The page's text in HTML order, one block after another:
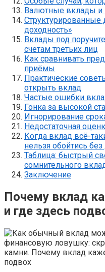
Валютные вклады и
Структурированные
доходность»
Вклады под
счетам третьих лиц
Как сравнивать
приёмы
Практические
открыть вклад
Частые ошибки
Гонка за высокой
Игнорирование
Недостаточная
Когда вклад всё-
нельзя обойтись без
Таблица: быстрый
сомнительного
Заключение
Почему вклад
и где здесь